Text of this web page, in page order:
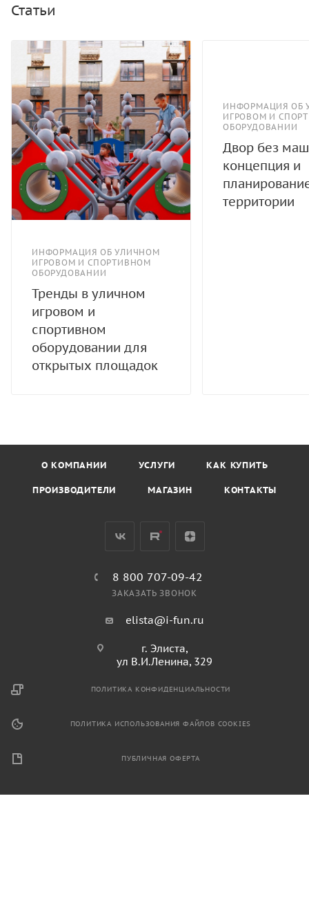
Статьи
ИНФОРМАЦИЯ ОБ УЛИЧНОМ
ИГРОВОМ И СПОРТИВНОМ
ОБОРУДОВАНИИ
Тренды в уличном
игровом и
спортивном
оборудовании для
открытых площадок
ИНФОРМАЦИЯ ОБ
ИГРОВОМ И
ОБОРУДОВАНИИ
Двор без
концепция и
территории
О КОМПАНИИ УСЛУГИ КАК КУПИТЬ
ПРОИЗВОДИТЕЛИ МАГАЗИН КОНТАКТЫ
8 800 707-09-42
ЗАКАЗАТЬ ЗВОНОК
elista@i-fun.ru
г. Элиста,
ул В.И.Ленина, 329
ПОЛИТИКА КОНФИДЕНЦИАЛЬНОСТИ
ПОЛИТИКА ИСПОЛЬЗОВАНИЯ ФАЙЛОВ COOKIES
ПУБЛИЧНАЯ ОФЕРТА